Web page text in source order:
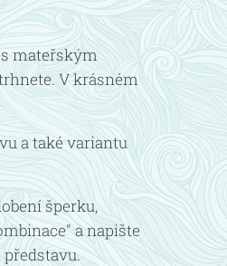
mateřským
V krásném
a také variantu
šperku,
a napište